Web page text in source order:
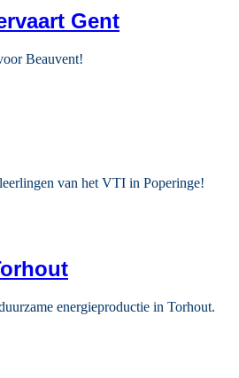
Gent
Beauvent!
van het VTI in Poperinge!
energieproductie in Torhout.